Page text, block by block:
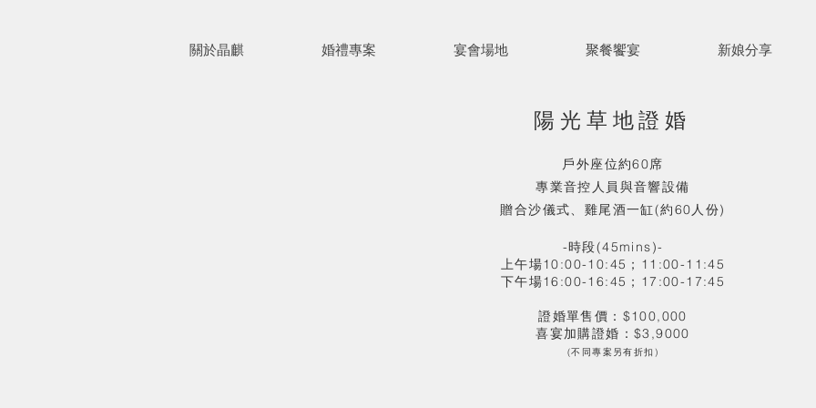
關於晶麒 婚禮專案 宴會場地 聚餐饗宴 新娘分享
陽光草地證婚
戶外座位約60席
專業音控人員與音響設備
贈合沙儀式、雞尾酒一缸(約60人份)
-時段(45mins)-
上午場10:00-10:45；11:00-11:45
下午場16:00-16:45；17:00-17:45
證婚單售價：$100,000
喜宴加購證婚：$3,9000
(不同專案另有折扣)